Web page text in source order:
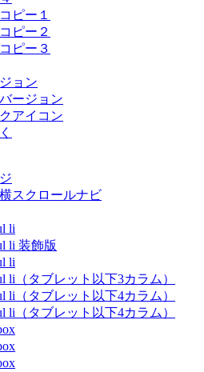
ピー１
ピー２
ピー３
ョン
ージョン
アイコン
スクロールナビ
li
li 装飾版
li
li（タブレット以下3カラム）
li（タブレット以下4カラム）
li（タブレット以下4カラム）